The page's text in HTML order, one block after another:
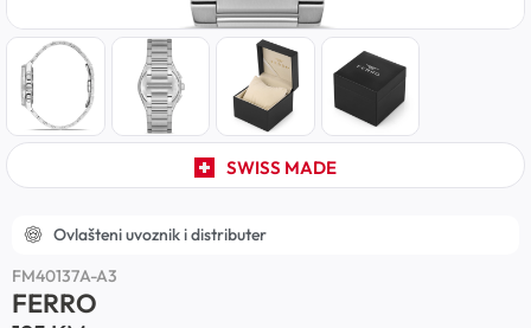
SWISS MADE
Ovlašteni uvoznik i distributer
FM40137A-A3
FERRO